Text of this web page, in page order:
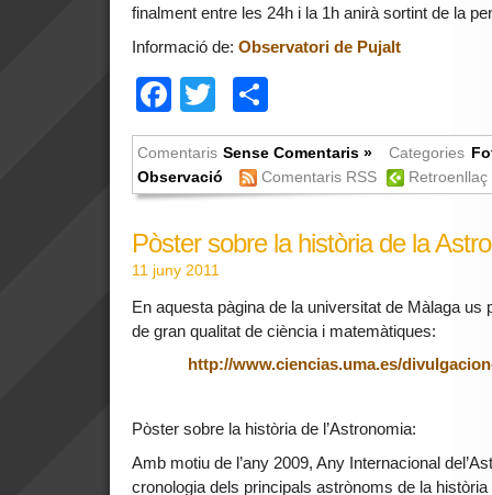
finalment entre les 24h i la 1h anirà sortint de la
Informació de: Observatori de Pujalt
Facebook
Twitter
Comentaris Sense Comentaris » Categories
Observació
Comentaris RSS Retroenllaç
Pòster sobre la història de la
11 juny 2011
En aquesta pàgina de la universitat de Màlaga us
de gran qualitat de ciència i matemàtiques:
http://www.ciencias.uma.es/
Pòster sobre la història de l’Astronomia:
Amb motiu de l’any 2009, Any Internacional
cronologia dels principals astrònoms de la